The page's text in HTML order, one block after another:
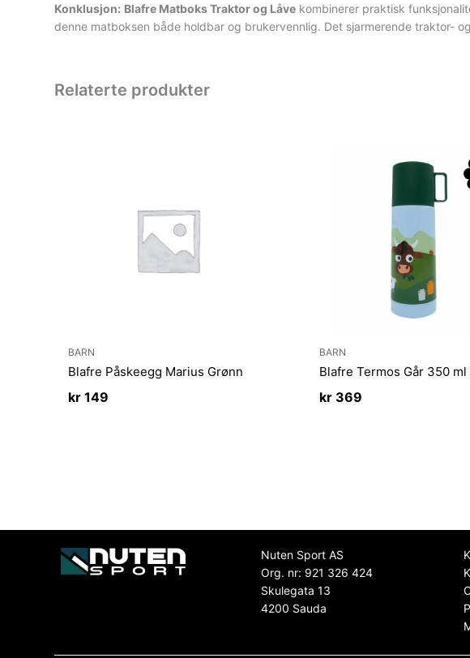
Konklusjon: Blafre Matboks Traktor og Låve kombinerer praktisk
denne matboksen både holdbar og brukervennlig. Det sjarmerende traktor-
Relaterte produkter
BARN
Blafre Påskeegg Marius Grønn
kr 149
BARN
Blafre Termos Går 350 ml
kr369
Nuten Sport AS
Org. nr: 921 326 424
Skulegata 13
4200 Sauda